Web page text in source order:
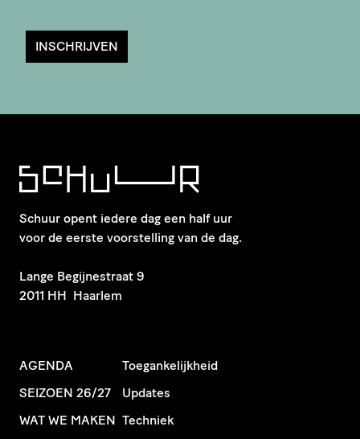
INSCHRIJVEN
Schuur opent iedere dag een half uur
voor de eerste voorstelling van de dag.
​Lange Begijnestraat 9
2011 HH Haarlem
AGENDA
SEIZOEN 26/27
WAT WE MAKEN
Toegankelijkheid
Updates
Techniek